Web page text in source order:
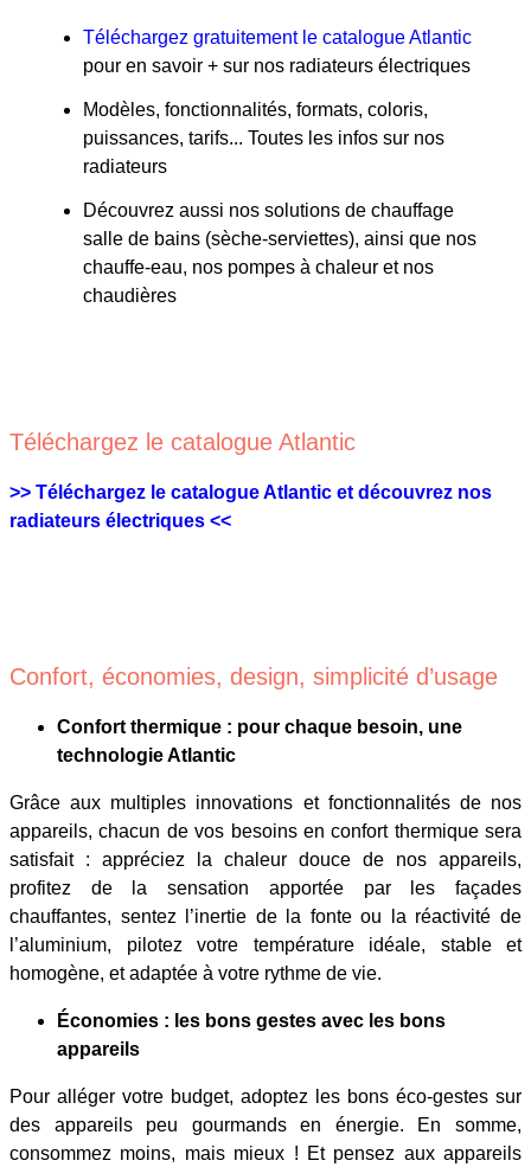
Téléchargez gratuitement le catalogue Atlantic
pour en savoir + sur nos radiateurs électriques
Modèles, fonctionnalités, formats, coloris,
puissances, tarifs... Toutes les infos sur nos
radiateurs
Découvrez aussi nos solutions de chauffage
salle de bains (sèche-serviettes), ainsi que nos
chauffe-eau, nos pompes à chaleur et nos
chaudières
Téléchargez le catalogue Atlantic
>> Téléchargez le catalogue Atlantic et découvrez nos
radiateurs électriques <<
Confort, économies, design, simplicité d’usage
Confort thermique : pour chaque besoin, une
technologie Atlantic
Grâce aux multiples innovations et fonctionnalités de nos
appareils, chacun de vos besoins en confort thermique sera
satisfait : appréciez la chaleur douce de nos appareils,
profitez de la sensation apportée par les façades
chauffantes, sentez l’inertie de la fonte ou la réactivité de
l’aluminium, pilotez votre température idéale, stable et
homogène, et adaptée à votre rythme de vie.
Économies : les bons gestes avec les bons
appareils
Pour alléger votre budget, adoptez les bons éco-gestes sur
des appareils peu gourmands en énergie. En somme,
consommez moins, mais mieux ! Et pensez aux appareils